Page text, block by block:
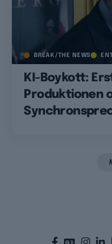
BREAK/THE NEWS
KI-Boykott:
Produktionen